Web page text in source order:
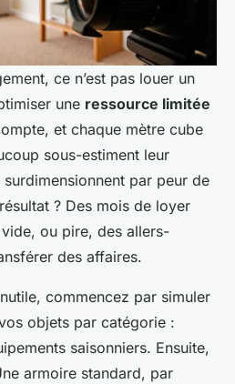
ce n’est pas louer un
une ressource limitée
et chaque mètre cube
sous-estiment leur
surdimensionnent par peur de
? Des mois de loyer
ou pire, des allers-
des affaires.
commencez par simuler
objets par catégorie :
saisonniers. Ensuite,
armoire standard, par